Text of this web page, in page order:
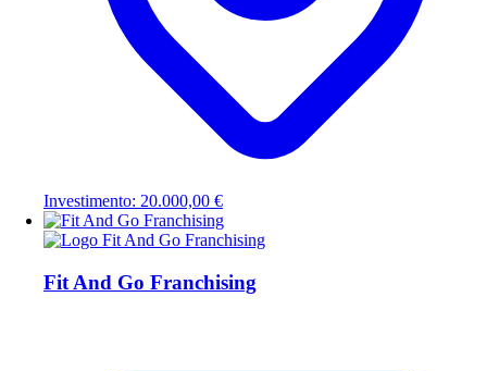
Investimento: 20.000,00 €
Fit And Go Franchising